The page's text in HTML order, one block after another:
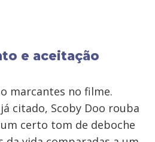
e aceitação
marcantes no filme.
citado, Scoby Doo rouba
certo tom de deboche